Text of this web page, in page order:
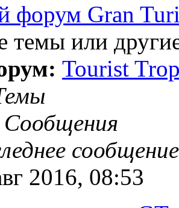
форум Gran
или
Tourist
Сообщения
сообщение
2016, 08:53